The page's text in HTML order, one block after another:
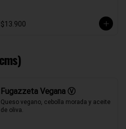
$13.900
Fugazzeta Vegana Ⓥ
Queso vegano, cebolla morada y aceite
de oliva.